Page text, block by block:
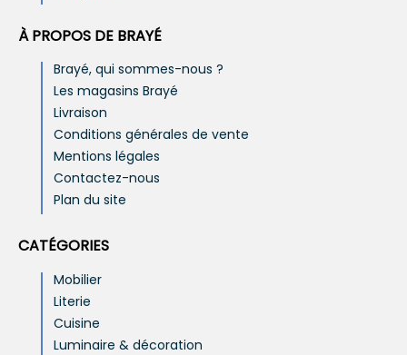
À PROPOS DE BRAYÉ
Brayé, qui sommes-nous ?
Les magasins Brayé
Livraison
Conditions générales de vente
Mentions légales
Contactez-nous
Plan du site
CATÉGORIES
Mobilier
Literie
Cuisine
Luminaire & décoration